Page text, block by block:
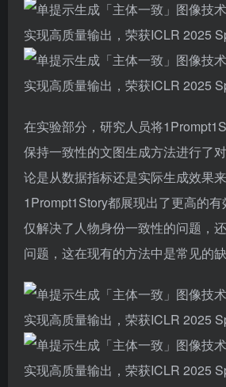
在实验部分，研究人员将
保持一致性的文图生成方法进行了
论是从数据指标还是实际生成效果来
1Prompt1Story都展现出了更高的
仅解决了人物身份一致性的问题，
问题，这在现有的方法中是常见的缺